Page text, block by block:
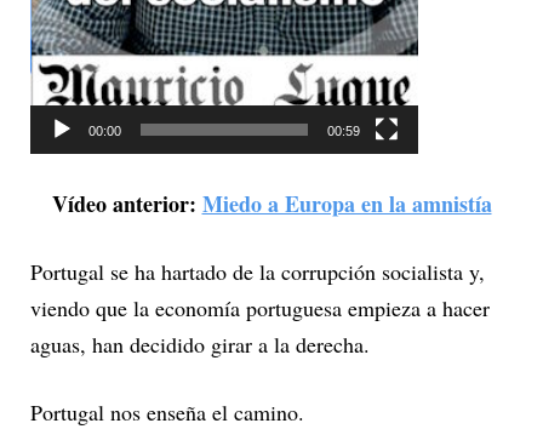
d
e
o
00:00 00:59
Vídeo anterior: Miedo a Europa en la amnistía
Portugal se ha hartado de la corrupción socialista y,
viendo que la economía portuguesa empieza a hacer
aguas, han decidido girar a la derecha.
Portugal nos enseña el camino.